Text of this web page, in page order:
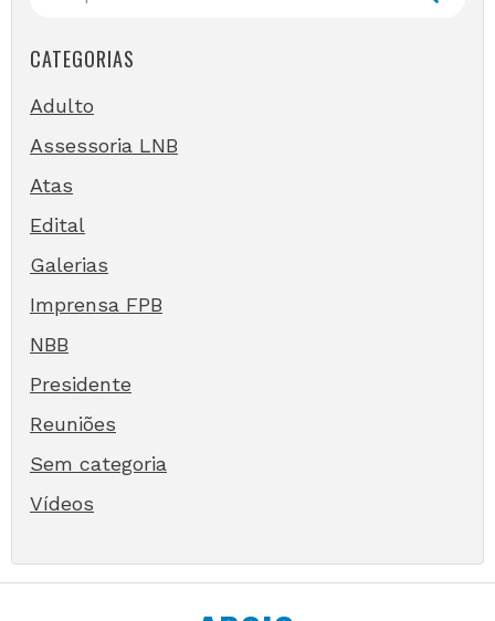
CATEGORIAS
Adulto
Assessoria LNB
Atas
Edital
Galerias
Imprensa FPB
NBB
Presidente
Reuniões
Sem categoria
Vídeos